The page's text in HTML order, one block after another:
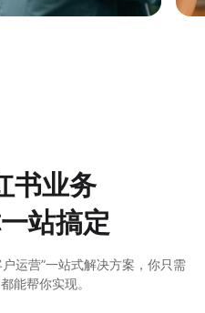
书业务
站搞定
运营”一站式解决方案，你只需
能帮你实现。